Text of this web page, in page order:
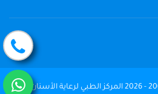
جميع الحقوق محفوظة © 2004 - 2026 المركز الطبي لرعاية الأسنان The